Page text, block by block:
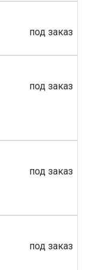
под заказ
под заказ
под заказ
под заказ